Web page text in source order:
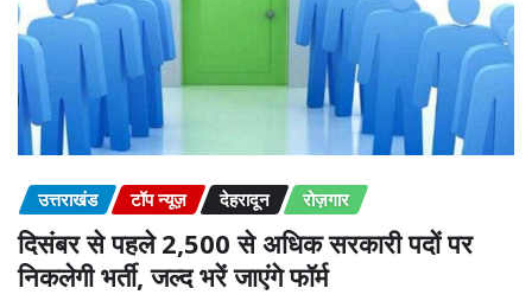
उत्तराखंड टॉप न्यूज़ देहरादून रोज़गार
दिसंबर से पहले 2,500 से अधिक सरकारी पदों पर
निकलेगी भर्ती, जल्द भरें जाएंगे फॉर्म